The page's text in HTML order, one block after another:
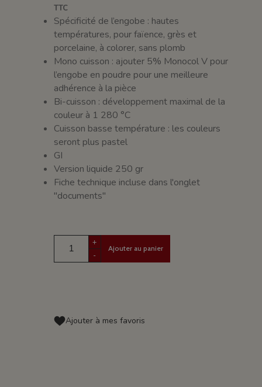
TTC
Spécificité de l’engobe : hautes
températures, pour faïence, grès et
porcelaine, à colorer, sans plomb
Mono cuisson : ajouter 5% Monocol V pour
l’engobe en poudre pour une meilleure
adhérence à la pièce
Bi-cuisson : développement maximal de la
couleur à 1 280 °C
Cuisson basse température : les couleurs
seront plus pastel
GI
Version liquide 250 gr
Fiche technique incluse dans l'onglet
"documents"
+
-
Ajouter au panier
Ajouter à mes favoris